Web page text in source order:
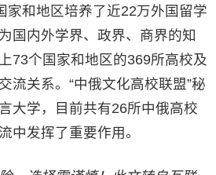
家和地区培养了近22万外国留学
国内外学界、政界、商界的知
73个国家和地区的369所高校及
流关系。“中俄文化高校联盟”秘
大学，目前共有26所中俄高校
中发挥了重要作用。